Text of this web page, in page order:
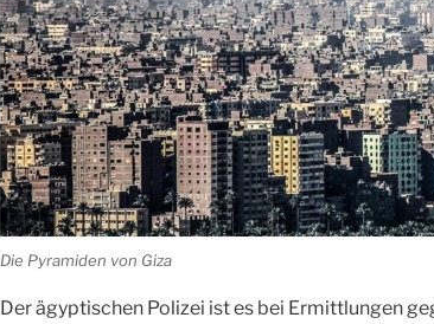
Die Pyramiden von Giza
Der ägyptischen Polizei ist es bei Ermittlungen